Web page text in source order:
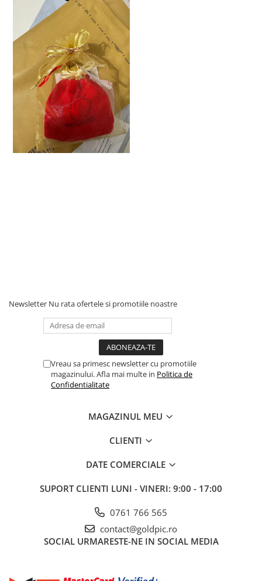
Newsletter Nu rata ofertele si promotiile noastre
Vreau sa primesc newsletter cu promotiile
magazinului. Afla mai multe in Politica de
Confidentialitate
MAGAZINUL MEU
CLIENTI
DATE COMERCIALE
SUPORT CLIENTI LUNI - VINERI: 9:00 - 17:00
0761 766 565
contact@goldpic.ro
SOCIAL URMARESTE-NE IN SOCIAL MEDIA